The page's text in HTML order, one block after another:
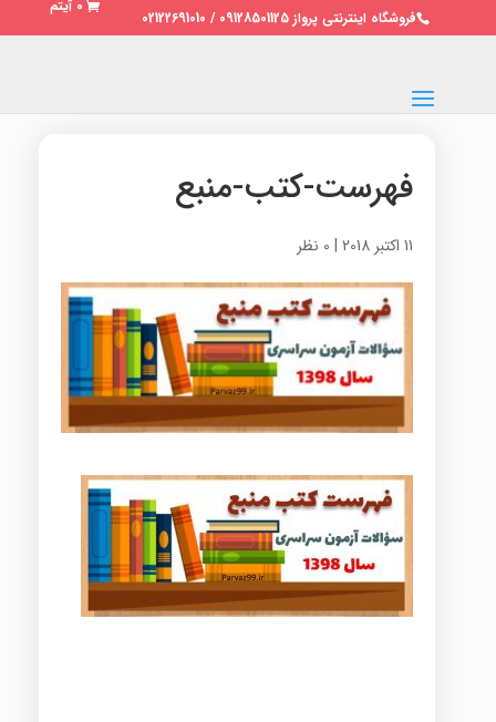
فروشگاه اینترنتی پرواز 09128501125 / 02122691010
0 آیتم
فهرست-کتب-منبع
11 اکتبر 2018 | 0 نظر